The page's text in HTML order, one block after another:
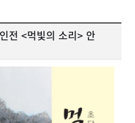
전 <먹빛의 소리> 안